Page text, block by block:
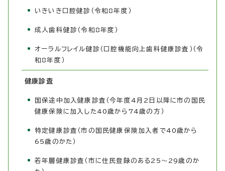
いきいき口腔健診（令和8年度）
成人歯科健診（令和8年度）
オーラルフレイル健診（口腔機能向上歯科健康診査）（令
和8年度）
健康診査
国保途中加入健康診査（今年度4月2日以降に市の国民
健康保険に加入した40歳から74歳の方）
特定健康診査（市の国民健康保険加入者で40歳から
65歳のかた）
若年層健康診査（市に住民登録のある25～29歳のか